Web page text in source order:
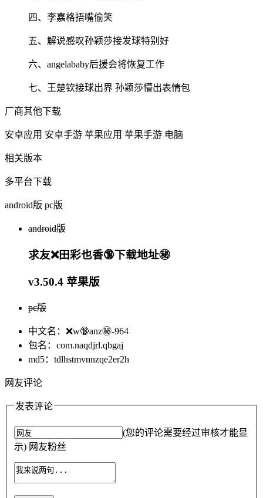
四、李嘉格捂嘴偷笑
五、解说感叹孙颖莎接发球特别好
六、angelababy后援会将恢复工作
七、王楚钦接球出界 孙颖莎懵出表情包
厂商其他下载
安卓应用 安卓手游 苹果应用 苹果手游 电脑
相关版本
多平台下载
android版 pc版
android版
求友❌田彩也香🔞下载地址㊙️
v3.50.4 苹果版
pc版
中文名：❌w🔞anz㊙️-964
包名：com.naqdjrl.qbgaj
md5：tdlhstmvnnzqe2er2h
网友评论
发表评论
(您的评论需要经过审核才能显
示) 网友粉丝